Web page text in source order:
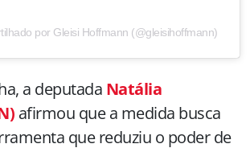
por Gleisi Hoffmann (@gleisihoffmann)
a deputada Natália
afirmou que a medida busca
que reduziu o poder de